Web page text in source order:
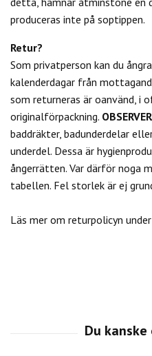
produceras inte på soptippen.
Retur?
Som privatperson kan du
kalenderdagar från
som returneras är oanvänd, i
originalförpackning.
baddräkter, badunderdelar
underdel. Dessa är
ångerrätten. Var därför noga
tabellen. Fel storlek är ej
Läs mer om returpolicyn